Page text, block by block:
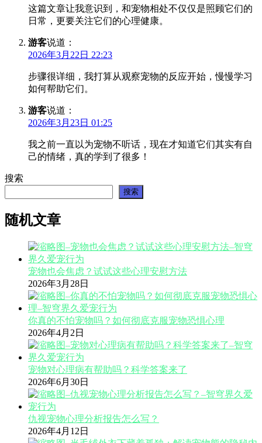
这篇文章让我意识到，和宠物相处不仅仅是照顾它们的
日常，更要关注它们的心理健康。
游客说道：
2026年3月22日 22:23
步骤很详细，我打算从观察宠物的反应开始，慢慢学习
如何帮助它们。
游客说道：
2026年3月23日 01:25
我之前一直以为宠物不听话，现在才知道它们其实有自
己的情绪，真的学到了很多！
搜索
搜索
随机文章
宠物也会焦虑？试试这些心理安慰方法
2026年3月28日
你真的不怕宠物吗？如何彻底克服宠物恐惧心理
2026年4月2日
宠物对心理病有帮助吗？科学答案来了
2026年6月30日
仇视宠物心理分析报告怎么写？
2026年4月12日